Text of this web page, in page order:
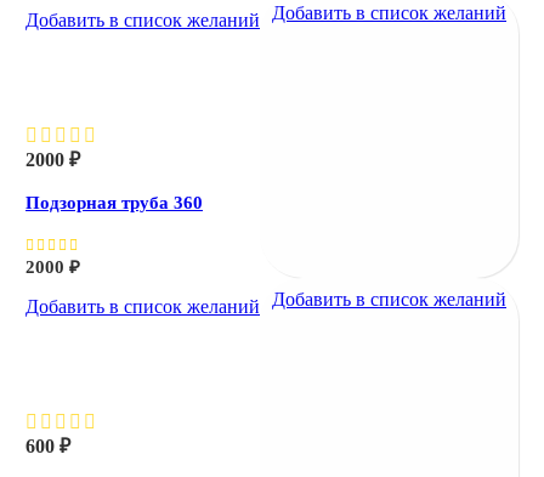
Добавить в список желаний
2000 ₽
Подзорная труба 360
2000 ₽
Добавить в список желаний
Добавить в список желаний
600 ₽
Добавить в список желаний